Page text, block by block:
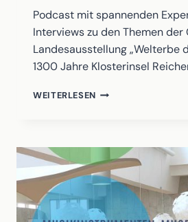
Podcast mit spannenden
Interviews zu den Themen der
Landesausstellung „Welterbe
1300 Jahre Klosterinsel
WEITERLESEN MÖNCHSGEFLÜSTER
DEM
MITTELALTER